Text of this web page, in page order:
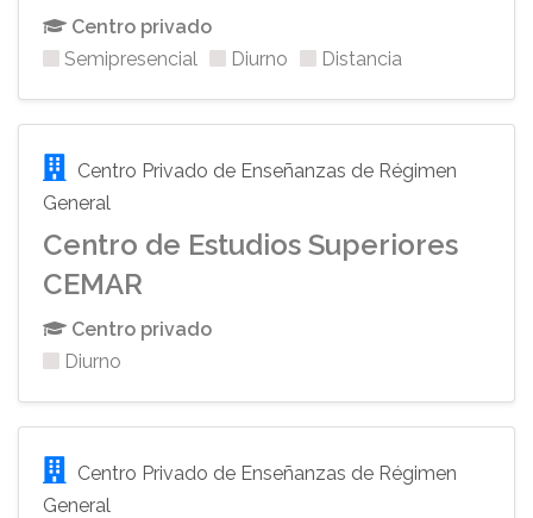
Centro privado
Semipresencial
Diurno Distancia
Centro Privado de Enseñanzas de Régimen
General
Centro de Estudios Superiores
CEMAR
Centro privado
Diurno
Centro Privado de Enseñanzas de Régimen
General